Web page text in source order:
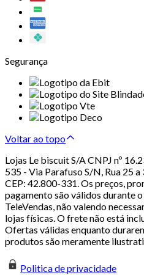
Segurança
Voltar ao topo
Lojas Le biscuit S/A CNPJ nº
535 - Via Parafuso S/N, Rua 25
CEP: 42.800-331. Os preços,
pagamento são válidos durante
TeleVendas, não valendo
lojas físicas. O frete não está
Ofertas válidas enquanto
produtos são meramente
Politica de privacidade